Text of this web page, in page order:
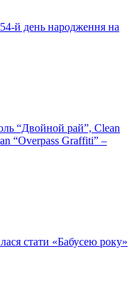
54-й день народження на
“Двойной рай”, Clean
“Overpass Graffiti” –
стати «Бабусею року»